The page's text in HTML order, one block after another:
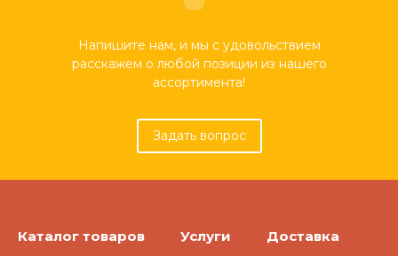
Напишите нам, и мы с удовольствием
расскажем о любой позиции из нашего
ассортимента!
Задать вопрос
Каталог товаров Услуги Доставка